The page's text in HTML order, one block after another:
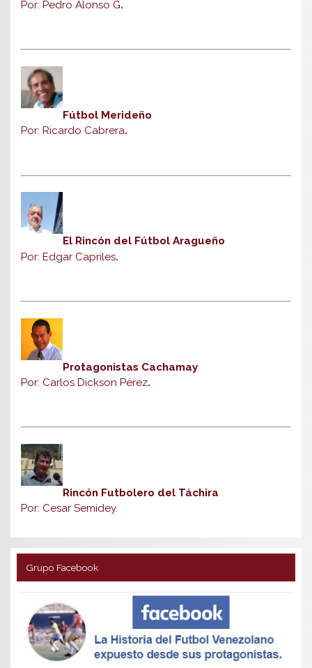
Por: Pedro Alonso G.
Fútbol Merideño
Por: Ricardo Cabrera.
El Rincón del Fútbol Aragueño
Por: Edgar Capriles.
Protagonistas Cachamay
Por: Carlos Dickson Pérez.
Rincón Futbolero del Táchira
Por: Cesar Semidey.
Grupo Facebook